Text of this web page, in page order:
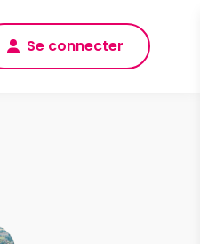
Se connecter